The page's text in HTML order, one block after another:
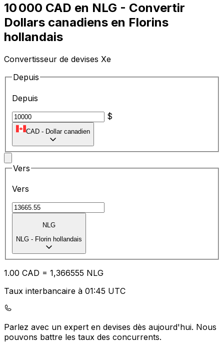
10 000 CAD en NLG - Convertir
Dollars canadiens en Florins
hollandais
Convertisseur de devises Xe
Depuis
Depuis
$
CAD - Dollar canadien
Vers
Vers
NLG
NLG - Florin hollandais
1.00 CAD = 1,366555 NLG
Taux interbancaire à 01:45 UTC
Parlez avec un expert en devises dès aujourd'hui. Nous
pouvons battre les taux des concurrents.